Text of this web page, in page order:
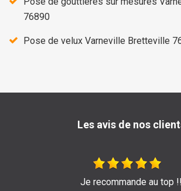
76890
Pose de velux Varneville Bretteville
Les avis de nos
Très